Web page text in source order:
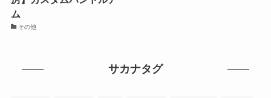
ム
その他
サカナタグ